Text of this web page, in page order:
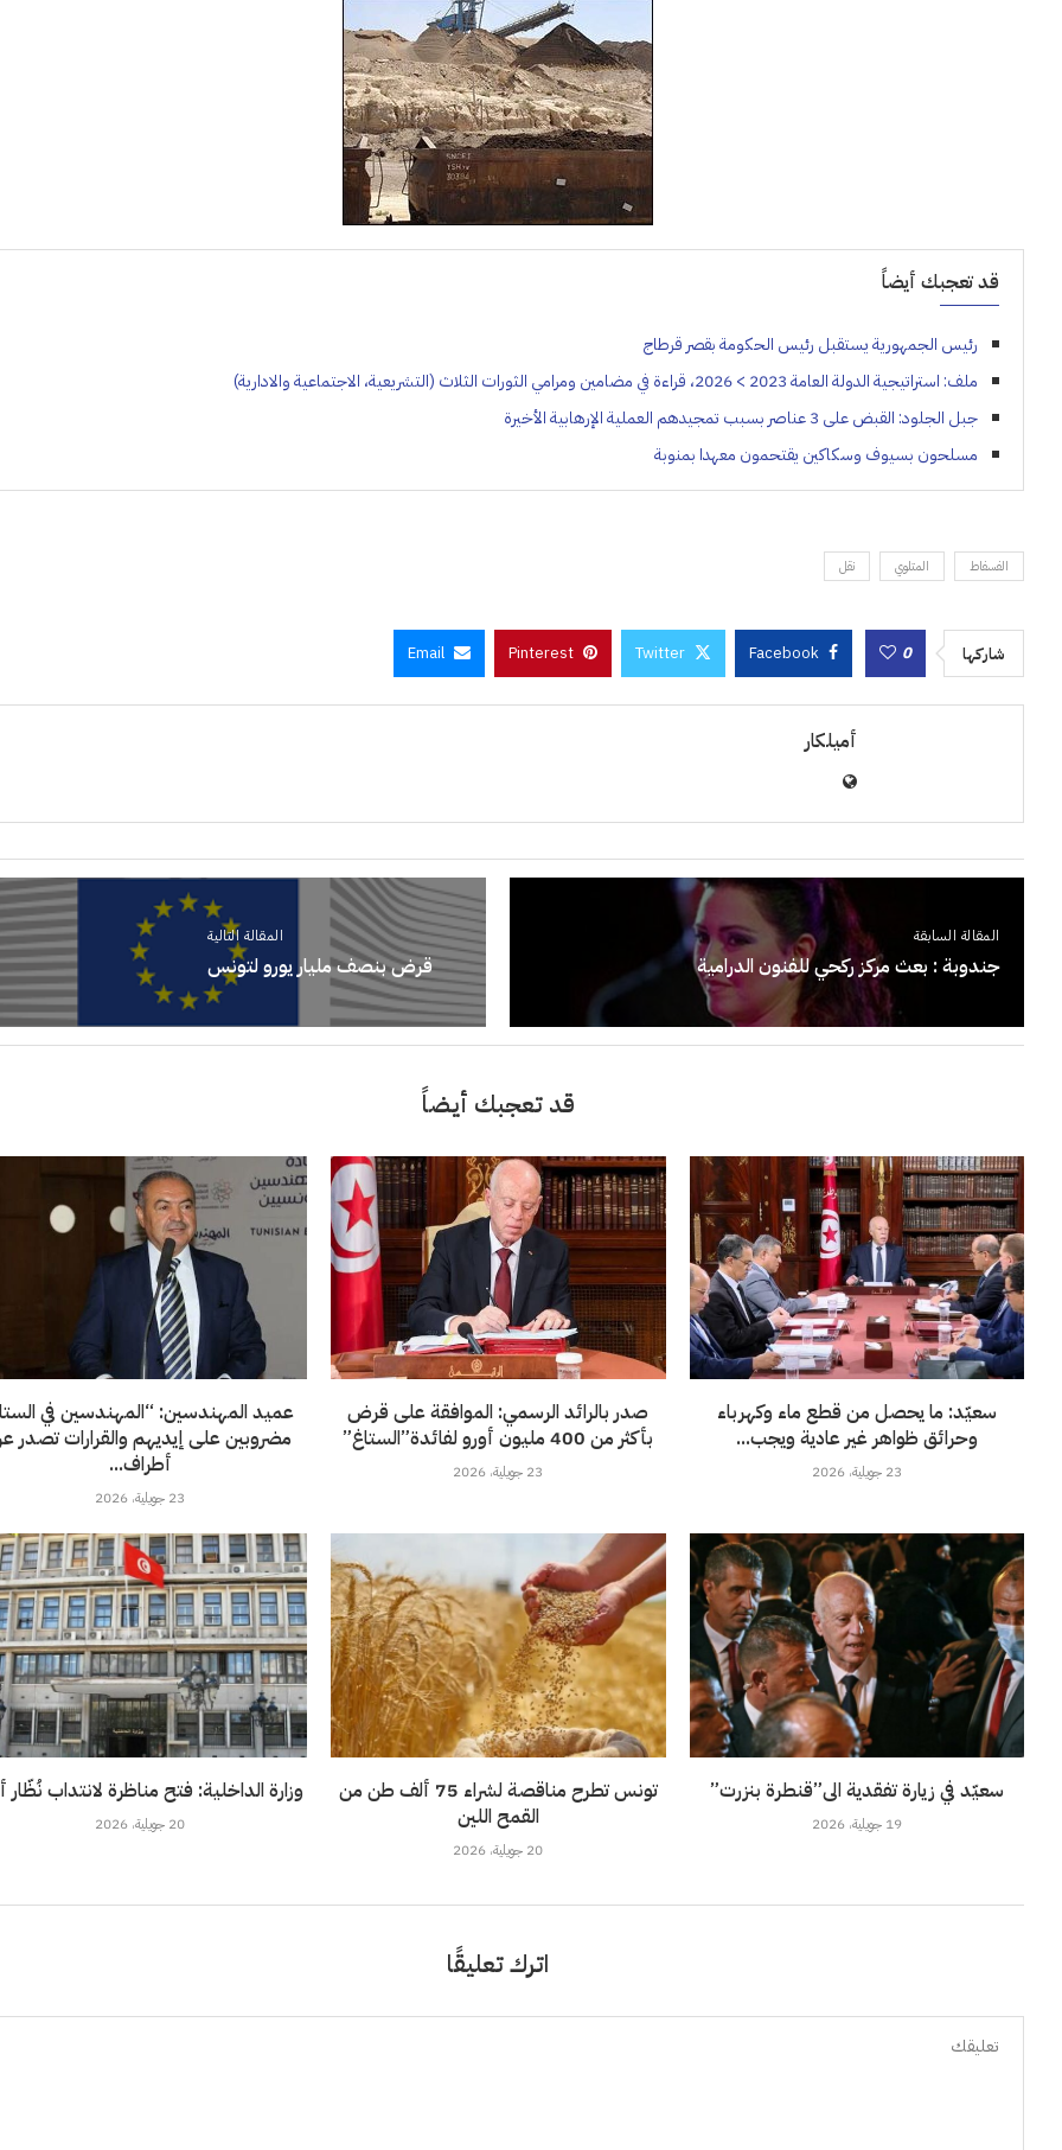
قد تعجبك أيضاً
رئيس الجمهورية يستقبل رئيس الحكومة بقصر قرطاج
ملف: استراتيجية الدولة العامة 2023 > 2026، قراءة في مضامين ومرامي الثورات الثلاث (التشريعية، الاجتماعية والادارية)
جبل الجلود: القبض على 3 عناصر بسبب تمجيدهم العملية الإرهابية الأخيرة
مسلحون بسيوف وسكاكين يقتحمون معهدا بمنوبة
الفسفاط المتلوي نقل
شاركها 0
Facebook
Twitter
Pinterest
Email
أميلكار
المقالة السابقة
جندوبة : بعث مركز ركحي للفنون الدرامية
المقالة التالية
قرض بنصف مليار يورو لتونس
قد تعجبك أيضاً
عميد المهندسين: “المهندسين في
مضروبين على إيديهم والقرارات تصدر
أطراف...
23 جويلية، 2026
صدر بالرائد الرسمي: الموافقة على قرض
بأكثر من 400 مليون أورو لفائدة”الستاغ”
23 جويلية، 2026
سعيّد: ما يحصل من قطع ماء وكهرباء
وحرائق ظواهر غير عادية ويجب...
23 جويلية، 2026
وزارة الداخلية: فتح مناظرة لانتداب
20 جويلية، 2026
تونس تطرح مناقصة لشراء 75 ألف طن من
القمح اللين
20 جويلية، 2026
سعيّد في زيارة تفقدية الى”قنطرة بنزرت”
19 جويلية، 2026
اترك تعليقًا